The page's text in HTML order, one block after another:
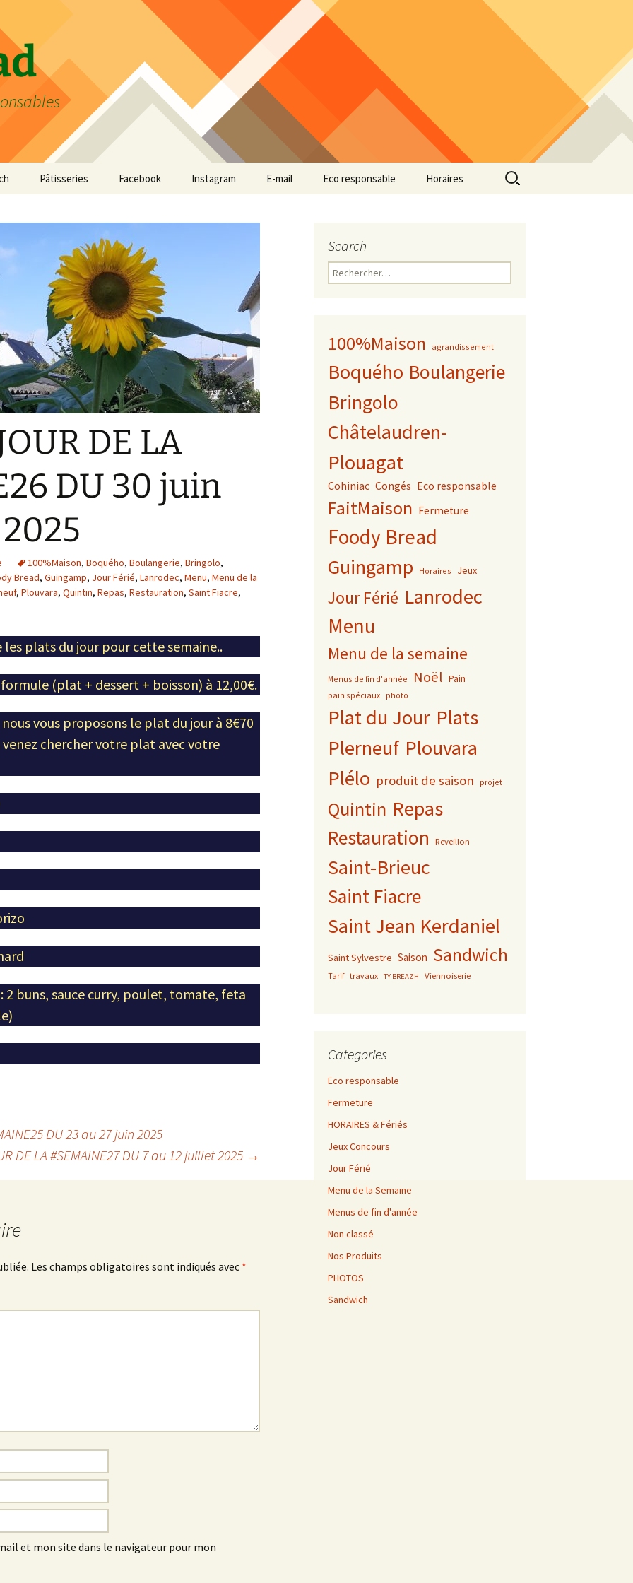
Pâtisseries Facebook Instagram E-mail Eco responsable Horaires
Rechercher :
DE LA
DU 30 juin
100%Maison, Boquého, Boulangerie, Bringolo,
Bread, Guingamp, Jour Férié, Lanrodec, Menu, Menu de la
, Plouvara, Quintin, Repas, Restauration, Saint Fiacre,
les plats du jour pour cette semaine..
(plat + dessert + boisson) à 12,00€.
vous proposons le plat du jour à 8€70
chercher votre plat avec votre
: 2 buns, sauce curry, poulet, tomate, feta
DU 23 au 27 juin 2025
DE LA #SEMAINE27 DU 7 au 12 juillet 2025 →
Les champs obligatoires sont indiqués avec *
et mon site dans le navigateur pour mon
Search
Rechercher :
100%Maison agrandissement
Boquého Boulangerie
Bringolo
Châtelaudren-
Plouagat
Cohiniac Congés Eco responsable
FaitMaison Fermeture
Foody Bread
Guingamp Horaires Jeux
Jour Férié Lanrodec
Menu
Menu de la semaine
Menus de fin d'année Noël Pain
pain spéciaux photo
Plat du Jour Plats
Plerneuf Plouvara
Plélo produit de saison projet
Quintin Repas
Restauration Reveillon
Saint-Brieuc
Saint Fiacre
Saint Jean Kerdaniel
Saint Sylvestre Saison Sandwich
Tarif travaux TY BREAZH Viennoiserie
Categories
Eco responsable
Fermeture
HORAIRES & Fériés
Jeux Concours
Jour Férié
Menu de la Semaine
Menus de fin d'année
Non classé
Nos Produits
PHOTOS
Sandwich